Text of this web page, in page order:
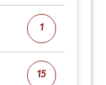
1
15